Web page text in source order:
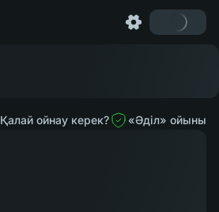
Қалай ойнау керек? «Әділ» ойыны